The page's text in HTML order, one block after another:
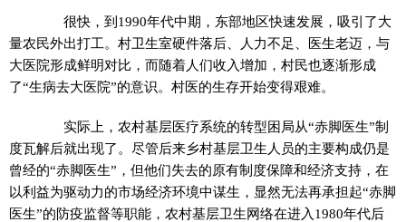
很快，到1990年代中期，东部地区快速发展，吸引了大
量农民外出打工。村卫生室硬件落后、人力不足、医生老迈，与
大医院形成鲜明对比，而随着人们收入增加，村民也逐渐形成
了“生病去大医院”的意识。村医的生存开始变得艰难。
实际上，农村基层医疗系统的转型困局从“赤脚医生”制
度瓦解后就出现了。尽管后来乡村基层卫生人员的主要构成仍是
曾经的“赤脚医生”，但他们失去的原有制度保障和经济支持，在
以利益为驱动力的市场经济环境中谋生，显然无法再承担起“赤脚
医生”的防疫监督等职能，农村基层卫生网络在进入1980年代后